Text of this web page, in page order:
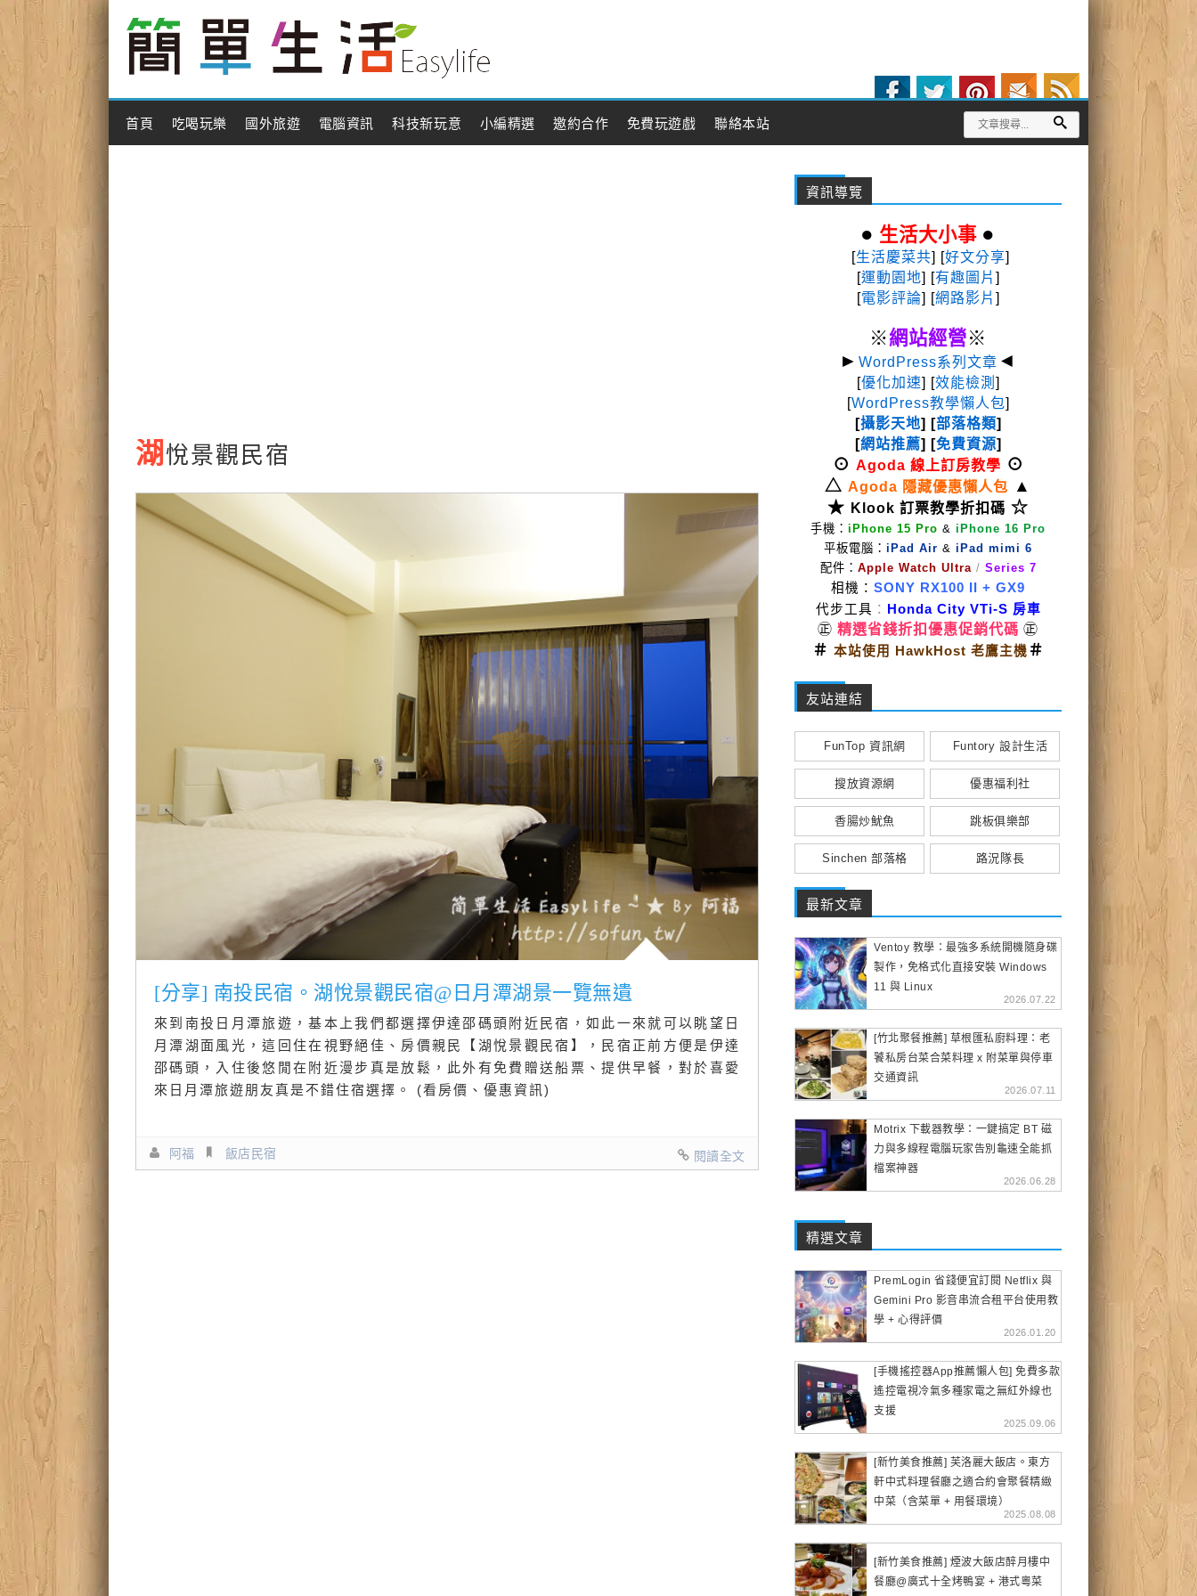
Main Menu
首頁 吃喝玩樂 國外旅遊 電腦資訊 科技新玩意 小編精選 邀約合作 免費玩遊戲 聯絡本站
湖 悅景觀民宿
[分享] 南投民宿。湖悅景觀民宿@日月潭湖景一覽無遺
來到南投日月潭旅遊，基本上我們都選擇伊達邵碼頭附近民宿，如此一來就可以眺望日
月潭湖面風光，這回住在視野絕佳、房價親民【湖悅景觀民宿】，民宿正前方便是伊達
邵碼頭，入住後悠閒在附近漫步真是放鬆，此外有免費贈送船票、提供早餐，對於喜愛
來日月潭旅遊朋友真是不錯住宿選擇。 (看房價、優惠資訊)
阿福 飯店民宿 閱讀全文
資訊導覽
● 生活大小事 ●
[生活慶菜共] [好文分享]
[運動園地] [有趣圖片 ]
[電影評論] [網路影片 ]
※網站經營※
► WordPress系列文章 ◄
[優化加速] [效能檢測 ]
[WordPress教學懶人包]
[攝影天地] [部落格類]
[網站推薦] [免費資源]
⊙ Agoda 線上訂房教學 ⊙
△ Agoda 隱藏優惠懶人包
▲
★ Klook 訂票教學折扣碼 ☆
手機： iPhone 15 Pro & iPhone 16 Pro
平板電腦： iPad Air & iPad mimi 6
配件： Apple Watch Ultra / Series 7
相機： SONY RX100 II
+ GX9
代步工具 ： Honda City VTi-S 房車
㊣ 精選省錢折扣優惠促銷代碼 ㊣
＃ 本站使用 HawkHost 老鷹主機＃
友站連結
FunTop 資訊網 Funtory 設計生活
搜放資源網 優惠福利社
香腸炒魷魚 跳板俱樂部
Sinchen 部落格 路況隊長
最新文章
Ventoy 教學：最強多系統開機隨身碟
製作，免格式化直接安裝 Windows
11 與 Linux
2026.07.22
[竹北聚餐推薦] 草根匯私廚料理：老
饕私房台菜合菜料理 x 附菜單與停車
交通資訊
2026.07.11
Motrix 下載器教學：一鍵搞定 BT 磁
力與多線程電腦玩家告別龜速全能抓
檔案神器
2026.06.28
精選文章
PremLogin 省錢便宜訂閱 Netflix 與
Gemini Pro 影音串流合租平台使用教
學 + 心得評價
2026.01.20
[手機搖控器App推薦懶人包] 免費多款
遙控電視冷氣多種家電之無紅外線也
支援
2025.09.06
[新竹美食推薦] 芙洛麗大飯店。東方
軒中式料理餐廳之適合約會聚餐精緻
中菜（含菜單 + 用餐環境）
2025.08.08
[新竹美食推薦] 煙波大飯店醉月樓中
餐廳@廣式十全烤鴨宴 + 港式粵菜